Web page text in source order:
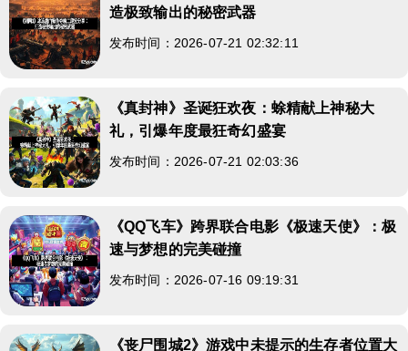
造极致输出的秘密武器
发布时间：2026-07-21 02:32:11
《真封神》圣诞狂欢夜：蜍精献上神秘大
礼，引爆年度最狂奇幻盛宴
发布时间：2026-07-21 02:03:36
《QQ飞车》跨界联合电影《极速天使》：极
速与梦想的完美碰撞
发布时间：2026-07-16 09:19:31
《丧尸围城2》游戏中未提示的生存者位置大